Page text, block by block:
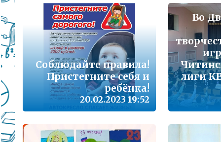
Комитет образования Читы напоминает о
заявлений об участии в ГИА-11 (ЕГЭ)
Подробнее...
В сезон гриппа и острых респираторных
наша с Вами общая задача – не допустить
заболеваемости
Подробнее...
Лицам, желающим сдать единый
(далее ЕГЭ) в 2026 году
Подробнее...
Соблюдайте правила!
Пристегните себя и
ребёнка!
20.02.2023 19:52
Во
лиги